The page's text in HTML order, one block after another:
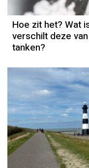
Hoe zit het? Wat
verschilt deze
tanken?